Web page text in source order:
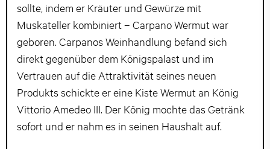
sollte, indem er Kräuter und Gewürze mit
Muskateller kombiniert – Carpano Wermut war
geboren. Carpanos Weinhandlung befand sich
direkt gegenüber dem Königspalast und im
Vertrauen auf die Attraktivität seines neuen
Produkts schickte er eine Kiste Wermut an König
Vittorio Amedeo III. Der König mochte das Getränk
sofort und er nahm es in seinen Haushalt auf.